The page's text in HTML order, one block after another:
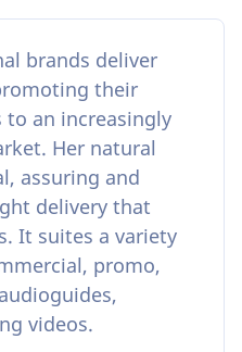
brands deliver
their
to an increasingly
Her natural
assuring and
delivery that
It suites a variety
promo,
videos.